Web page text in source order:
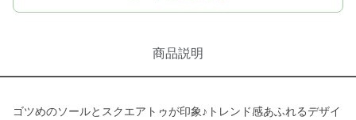
商品説明
ゴツめのソールとスクエアトゥが印象♪トレンド感あふれるデザイ